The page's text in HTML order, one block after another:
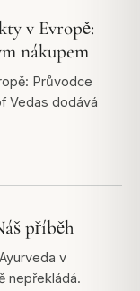
v Evropě:
nákupem
Průvodce
Vedas dodává
příběh
v
nepřekládá.